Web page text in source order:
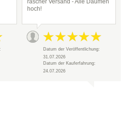
rascher Versand - Alle Daumen
hoch!
Datum der Veröffentlichung:
31.07.2026
Datum der Kauferfahrung:
24.07.2026